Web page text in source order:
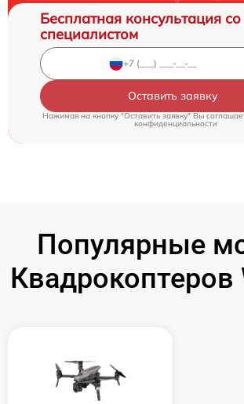
Бесплатная консультация со
специалистом
Оставить заявку
Нажимая на кнопку "Оставить заявку" Вы
конфиденциальности
Популярные
Квадрокоптеров